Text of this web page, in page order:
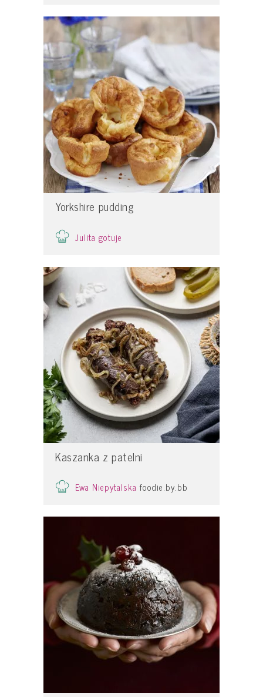
Yorkshire pudding
Julita gotuje
Kaszanka z patelni
Ewa Niepytalska foodie.by.bb